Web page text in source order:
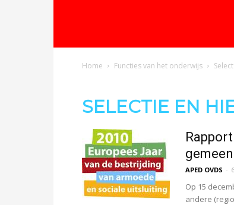
voor
democratische
Home Functies van het onderwijs
SELECTIE EN
APED OVDS -
Op 15
andere